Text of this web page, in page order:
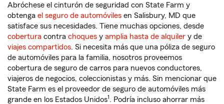
Abróchese el cinturón de seguridad con State Farm y
obtenga el seguro de automóviles en Salisbury, MD que
satisface sus necesidades. Tiene muchas opciones, desde
cobertura contra choques y amplia hasta de alquiler y de
viajes compartidos. Si necesita más que una póliza de seguro
de automóviles para la familia, nosotros proveemos
cobertura de seguro de carros para nuevos conductores,
viajeros de negocios, coleccionistas y más. Sin mencionar que
State Farm es el proveedor de seguro de automóviles más
grande en los Estados Unidos1. Podría incluso ahorrar más